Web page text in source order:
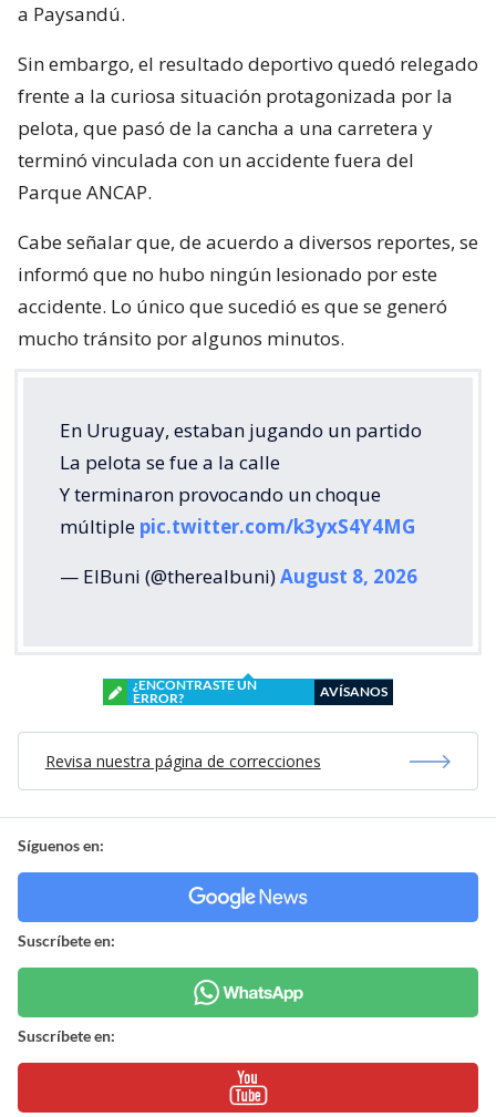
a Paysandú.
Sin embargo, el resultado deportivo quedó relegado
frente a la curiosa situación protagonizada por la
pelota, que pasó de la cancha a una carretera y
terminó vinculada con un accidente fuera del
Parque ANCAP.
Cabe señalar que, de acuerdo a diversos reportes, se
informó que no hubo ningún lesionado por este
accidente. Lo único que sucedió es que se generó
mucho tránsito por algunos minutos.
En Uruguay, estaban jugando un partido
La pelota se fue a la calle
Y terminaron provocando un choque
múltiple pic.twitter.com/k3yxS4Y4MG
— ElBuni (@therealbuni)August 8, 2026
¿ENCONTRASTE UN
ERROR?
AVÍSANOS
Revisa nuestra página de correcciones
Síguenos en:
Suscríbete en:
Suscríbete en: